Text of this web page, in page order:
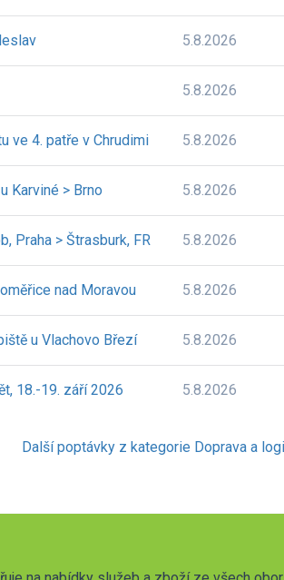
5.8.2026
5.8.2026
ve 4. patře v Chrudimi 5.8.2026
Karviné > Brno 5.8.2026
Praha > Štrasburk, FR 5.8.2026
nad Moravou 5.8.2026
u Vlachovo Březí 5.8.2026
18.-19. září 2026 5.8.2026
Další poptávky z kategorie Doprava a